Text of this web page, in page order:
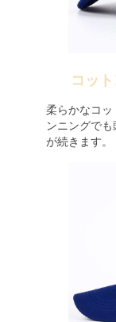
コッ
柔らかなコッ
ンニングで
が続きます。